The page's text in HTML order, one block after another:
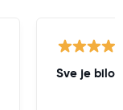
Sve je bilo